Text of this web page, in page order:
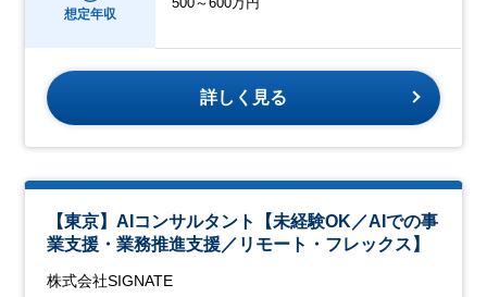
想定年収
詳しく見る
【東京】AIコンサルタント【未経験OK／AIでの事
業支援・業務推進支援／リモート・フレックス】
株式会社SIGNATE